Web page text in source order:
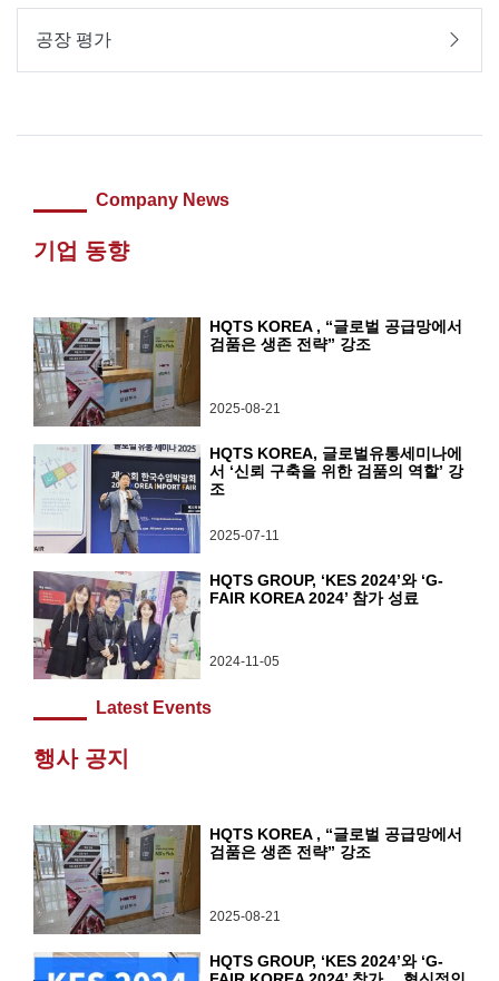
공장 평가
Company News
기업 동향
HQTS KOREA , “글로벌 공급망에서
검품은 생존 전략” 강조
2025-08-21
HQTS KOREA, 글로벌유통세미나에
서 ‘신뢰 구축을 위한 검품의 역할’ 강
조
2025-07-11
HQTS GROUP, ‘KES 2024’와 ‘G-
FAIR KOREA 2024’ 참가 성료
2024-11-05
Latest Events
행사 공지
HQTS KOREA , “글로벌 공급망에서
검품은 생존 전략” 강조
2025-08-21
HQTS GROUP, ‘KES 2024’와 ‘G-